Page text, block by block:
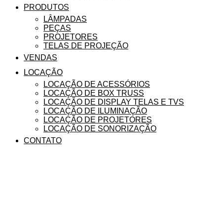
PRODUTOS
LÂMPADAS
PEÇAS
PROJETORES
TELAS DE PROJEÇÃO
VENDAS
LOCAÇÃO
LOCAÇÃO DE ACESSÓRIOS
LOCAÇÃO DE BOX TRUSS
LOCAÇÃO DE DISPLAY TELAS E TVS
LOCAÇÃO DE ILUMINAÇÃO
LOCAÇÃO DE PROJETORES
LOCAÇÃO DE SONORIZAÇÃO
CONTATO